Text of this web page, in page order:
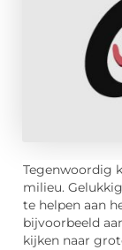
Tegenwoordig
milieu.
te helpen aan
bijvoorbeeld
kijken naar